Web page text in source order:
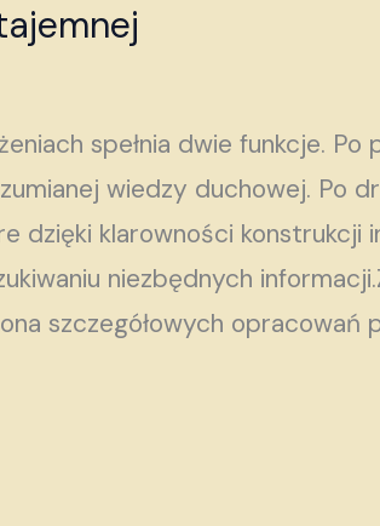
spełnia dwie funkcje.
wiedzy duchowej. Po
dzięki klarowności konstrukcji
niezbędnych
szczegółowych